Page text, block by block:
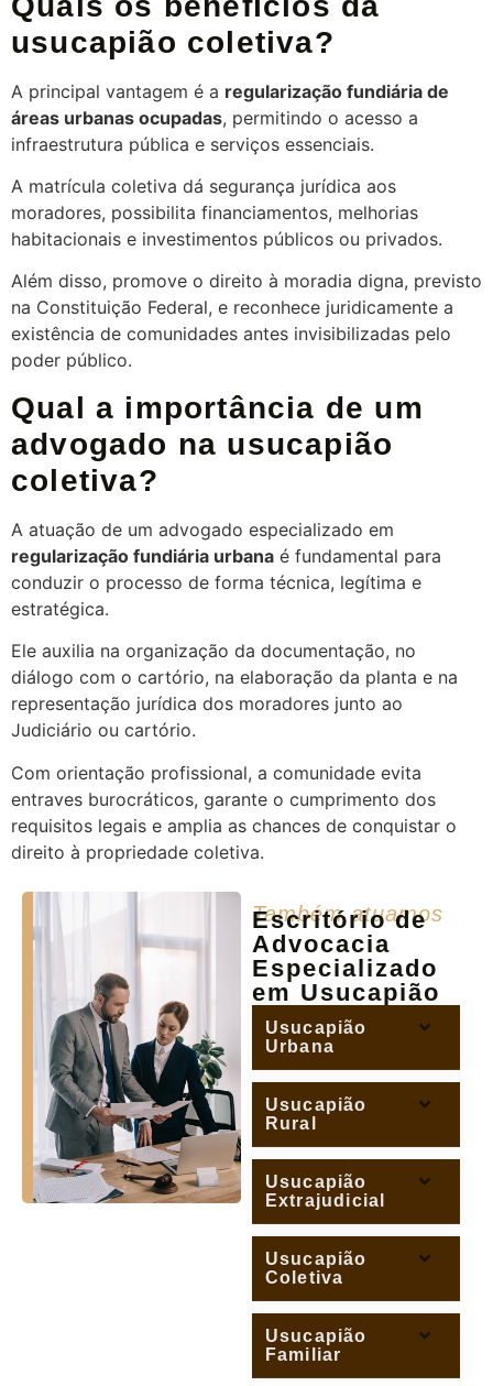
usucapião coletiva?
A principal vantagem é a regularização fundiária de
áreas urbanas ocupadas, permitindo o acesso a
infraestrutura pública e serviços essenciais.
A matrícula coletiva dá segurança jurídica aos
moradores, possibilita financiamentos, melhorias
habitacionais e investimentos públicos ou privados.
Além disso, promove o direito à moradia digna, previsto
na Constituição Federal, e reconhece juridicamente a
existência de comunidades antes invisibilizadas pelo
poder público.
Qual a importância de um
advogado na usucapião
coletiva?
A atuação de um advogado especializado em
regularização fundiária urbana é fundamental para
conduzir o processo de forma técnica, legítima e
estratégica.
Ele auxilia na organização da documentação, no
diálogo com o cartório, na elaboração da planta e na
representação jurídica dos moradores junto ao
Judiciário ou cartório.
Com orientação profissional, a comunidade evita
entraves burocráticos, garante o cumprimento dos
requisitos legais e amplia as chances de conquistar o
direito à propriedade coletiva.
Também atuamos
Escritório de
Advocacia
Especializado
em Usucapião
Usucapião
Urbana
Usucapião
Rural
Usucapião
Extrajudicial
Usucapião
Coletiva
Usucapião
Familiar